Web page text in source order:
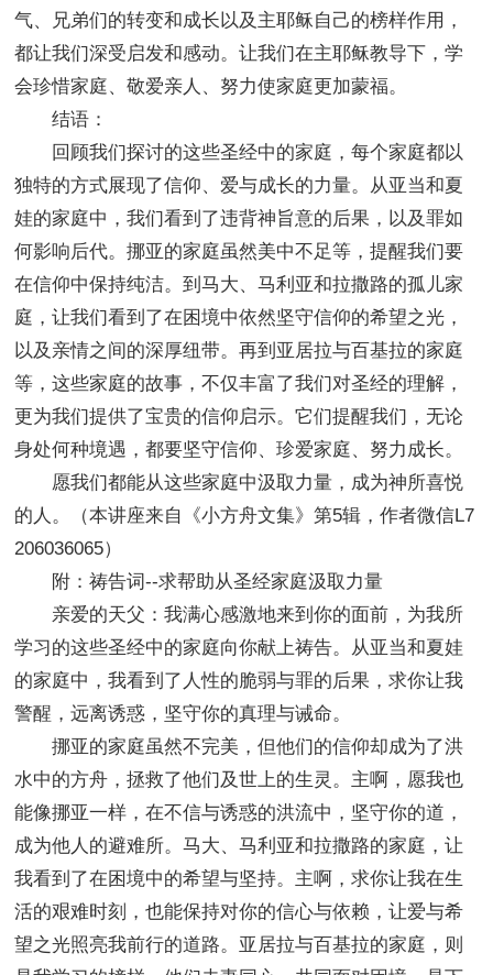
气、兄弟们的转变和成长以及主耶稣自己的榜样作用，
都让我们深受启发和感动。让我们在主耶稣教导下，学
会珍惜家庭、敬爱亲人、努力使家庭更加蒙福。
结语：
回顾我们探讨的这些圣经中的家庭，每个家庭都以
独特的方式展现了信仰、爱与成长的力量。从亚当和夏
娃的家庭中，我们看到了违背神旨意的后果，以及罪如
何影响后代。挪亚的家庭虽然美中不足等，提醒我们要
在信仰中保持纯洁。到马大、马利亚和拉撒路的孤儿家
庭，让我们看到了在困境中依然坚守信仰的希望之光，
以及亲情之间的深厚纽带。再到亚居拉与百基拉的家庭
等，这些家庭的故事，不仅丰富了我们对圣经的理解，
更为我们提供了宝贵的信仰启示。它们提醒我们，无论
身处何种境遇，都要坚守信仰、珍爱家庭、努力成长。
愿我们都能从这些家庭中汲取力量，成为神所喜悦
的人。（本讲座来自《小方舟文集》第5辑，作者微信L7
206036065）
附：祷告词--求帮助从圣经家庭汲取力量
亲爱的天父：我满心感激地来到你的面前，为我所
学习的这些圣经中的家庭向你献上祷告。从亚当和夏娃
的家庭中，我看到了人性的脆弱与罪的后果，求你让我
警醒，远离诱惑，坚守你的真理与诫命。
挪亚的家庭虽然不完美，但他们的信仰却成为了洪
水中的方舟，拯救了他们及世上的生灵。主啊，愿我也
能像挪亚一样，在不信与诱惑的洪流中，坚守你的道，
成为他人的避难所。马大、马利亚和拉撒路的家庭，让
我看到了在困境中的希望与坚持。主啊，求你让我在生
活的艰难时刻，也能保持对你的信心与依赖，让爱与希
望之光照亮我前行的道路。亚居拉与百基拉的家庭，则